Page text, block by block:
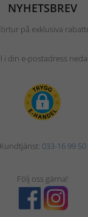
NYHETSBREV
på exklusiva
i din e-postadress
Kundtjänst: 033-16 99 50
Följ oss gärna!